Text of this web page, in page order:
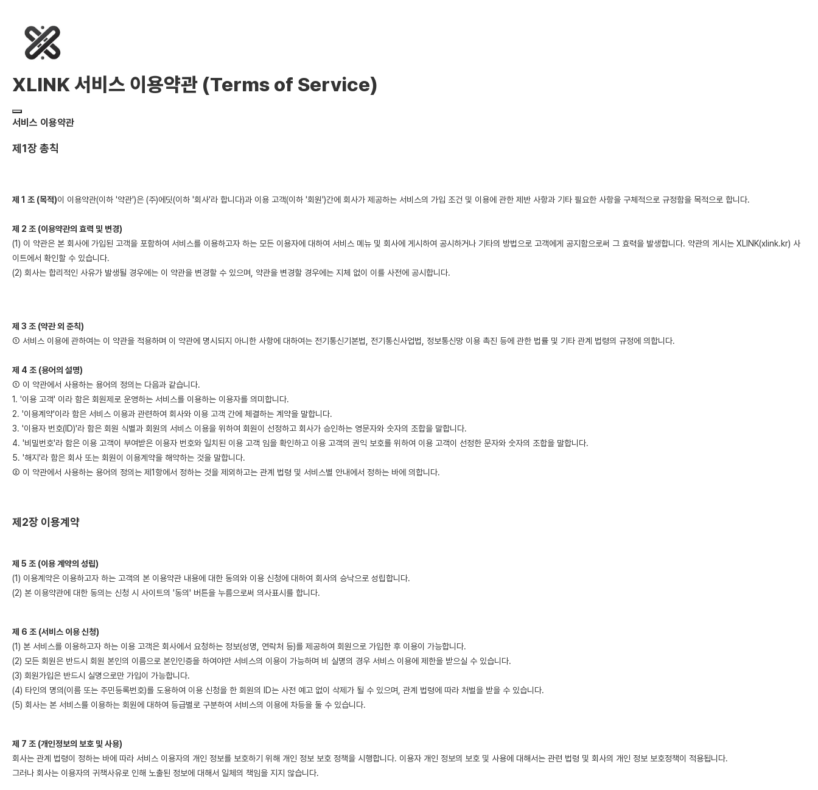
XLINK 서비스 이용약관 (Terms of Service)
서비스 이용약관
제1장 총칙
제 1 조 (목적)이 이용약관(이하 '약관')은 (주)에딧(이하 '회사'라 합니다)과 이용 고객(이하 '회원')간에 회사가 제공하는 서비스의 가입 조건 및 이용에 관한 제반 사항과 기타 필요한 사항을 구체적으로 규정함을 목적으로 합니다.
제 2 조 (이용약관의 효력 및 변경)
(1) 이 약관은 본 회사에 가입된 고객을 포함하여 서비스를 이용하고자 하는 모든 이용자에 대하여 서비스 메뉴 및 회사에 게시하여 공시하거나 기타의 방법으로 고객에게 공지함으로써 그 효력을 발생합니다. 약관의 게시는 XLINK(xlink.kr) 사
이트에서 확인할 수 있습니다.
(2) 회사는 합리적인 사유가 발생될 경우에는 이 약관을 변경할 수 있으며, 약관을 변경할 경우에는 지체 없이 이를 사전에 공시합니다.
제 3 조 (약관 외 준칙)
① 서비스 이용에 관하여는 이 약관을 적용하며 이 약관에 명시되지 아니한 사항에 대하여는 전기통신기본법, 전기통신사업법, 정보통신망 이용 촉진 등에 관한 법률 및 기타 관계 법령의 규정에 의합니다.
제 4 조 (용어의 설명)
① 이 약관에서 사용하는 용어의 정의는 다음과 같습니다.
1. '이용 고객' 이라 함은 회원제로 운영하는 서비스를 이용하는 이용자를 의미합니다.
2. '이용계약'이라 함은 서비스 이용과 관련하여 회사와 이용 고객 간에 체결하는 계약을 말합니다.
3. '이용자 번호(ID)'라 함은 회원 식별과 회원의 서비스 이용을 위하여 회원이 선정하고 회사가 승인하는 영문자와 숫자의 조합을 말합니다.
4. '비밀번호'라 함은 이용 고객이 부여받은 이용자 번호와 일치된 이용 고객 임을 확인하고 이용 고객의 권익 보호를 위하여 이용 고객이 선정한 문자와 숫자의 조합을 말합니다.
5. '해지'라 함은 회사 또는 회원이 이용계약을 해약하는 것을 말합니다.
② 이 약관에서 사용하는 용어의 정의는 제1항에서 정하는 것을 제외하고는 관계 법령 및 서비스별 안내에서 정하는 바에 의합니다.
제2장 이용계약
제 5 조 (이용 계약의 성립)
(1) 이용계약은 이용하고자 하는 고객의 본 이용약관 내용에 대한 동의와 이용 신청에 대하여 회사의 승낙으로 성립합니다.
(2) 본 이용약관에 대한 동의는 신청 시 사이트의 '동의' 버튼을 누름으로써 의사표시를 합니다.
제 6 조 (서비스 이용 신청)
(1) 본 서비스를 이용하고자 하는 이용 고객은 회사에서 요청하는 정보(성명, 연락처 등)를 제공하여 회원으로 가입한 후 이용이 가능합니다.
(2) 모든 회원은 반드시 회원 본인의 이름으로 본인인증을 하여야만 서비스의 이용이 가능하며 비 실명의 경우 서비스 이용에 제한을 받으실 수 있습니다.
(3) 회원가입은 반드시 실명으로만 가입이 가능합니다.
(4) 타인의 명의(이름 또는 주민등록번호)를 도용하여 이용 신청을 한 회원의 ID는 사전 예고 없이 삭제가 될 수 있으며, 관계 법령에 따라 처벌을 받을 수 있습니다.
(5) 회사는 본 서비스를 이용하는 회원에 대하여 등급별로 구분하여 서비스의 이용에 차등을 둘 수 있습니다.
제 7 조 (개인정보의 보호 및 사용)
회사는 관계 법령이 정하는 바에 따라 서비스 이용자의 개인 정보를 보호하기 위해 개인 정보 보호 정책을 시행합니다. 이용자 개인 정보의 보호 및 사용에 대해서는 관련 법령 및 회사의 개인 정보 보호정책이 적용됩니다.
그러나 회사는 이용자의 귀책사유로 인해 노출된 정보에 대해서 일체의 책임을 지지 않습니다.